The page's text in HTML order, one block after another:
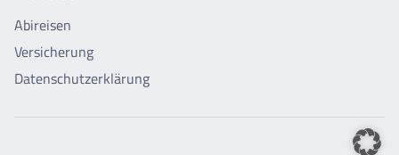
Abireisen
Versicherung
Datenschutzerklärung